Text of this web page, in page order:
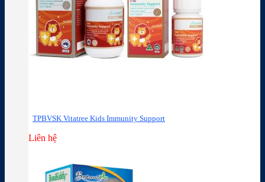
TPBVSK Vitatree Kids Immunity Support
Liên hệ